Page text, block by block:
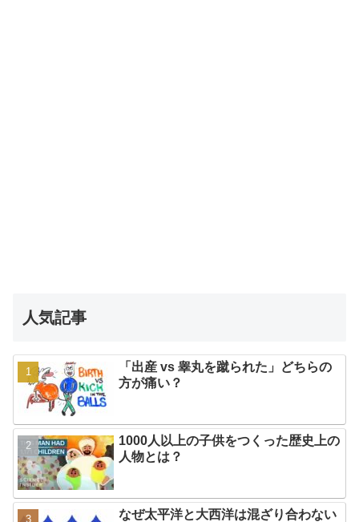
人気記事
「出産 vs 睾丸を蹴られた」どちらの
方が痛い？
1000人以上の子供をつくった歴史上の
人物とは？
なぜ太平洋と大西洋は混ざり合わない